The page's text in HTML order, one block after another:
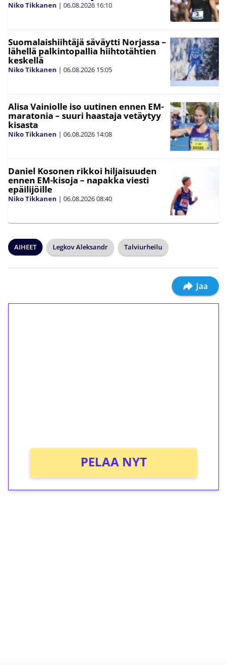
Niko Tikkanen | 06.08.2026 16:10
Suomalaishiihtäjä säväytti Norjassa –
lähellä palkintopallia hiihtotähtien
keskellä
Niko Tikkanen | 06.08.2026 15:05
Alisa Vainiolle iso uutinen ennen EM-
maratonia – suuri haastaja vetäytyy
kisasta
Niko Tikkanen | 06.08.2026 14:08
Daniel Kosonen rikkoi hiljaisuuden
ennen EM-kisoja – napakka viesti
epäilijöille
Niko Tikkanen | 06.08.202608:40
AIHEET Legkov Aleksandr Talviurheilu
Jaa
PELAA NYT